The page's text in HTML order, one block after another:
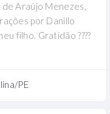
Araújo Menezes,
por Danillo
filho. Gratidão ????
PE